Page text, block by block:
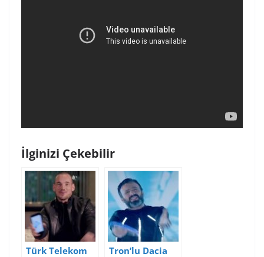
İlginizi Çekebilir
Türk Telekom
Tron’lu Dacia